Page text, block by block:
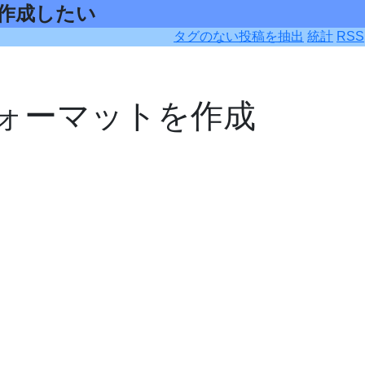
成したい
タグのない投稿を抽出 統計 RSS
ーマットを作成